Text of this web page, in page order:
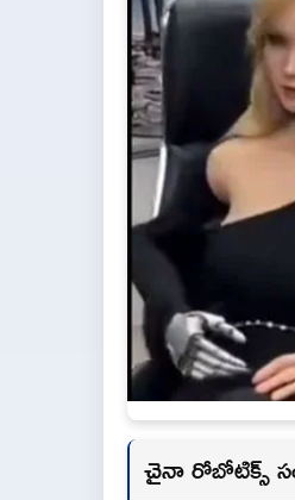
చైనా రోబోటిక్స్